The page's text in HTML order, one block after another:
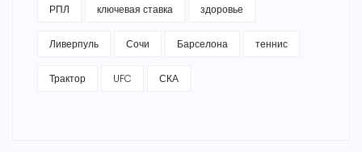
РПЛ ключевая ставка здоровье
Ливерпуль Сочи Барселона теннис
Трактор UFC СКА